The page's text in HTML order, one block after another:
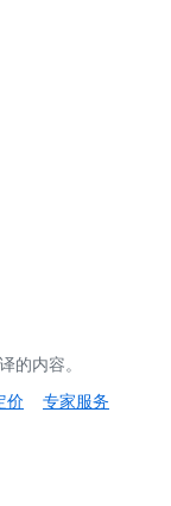
的内容。
价
专家服务